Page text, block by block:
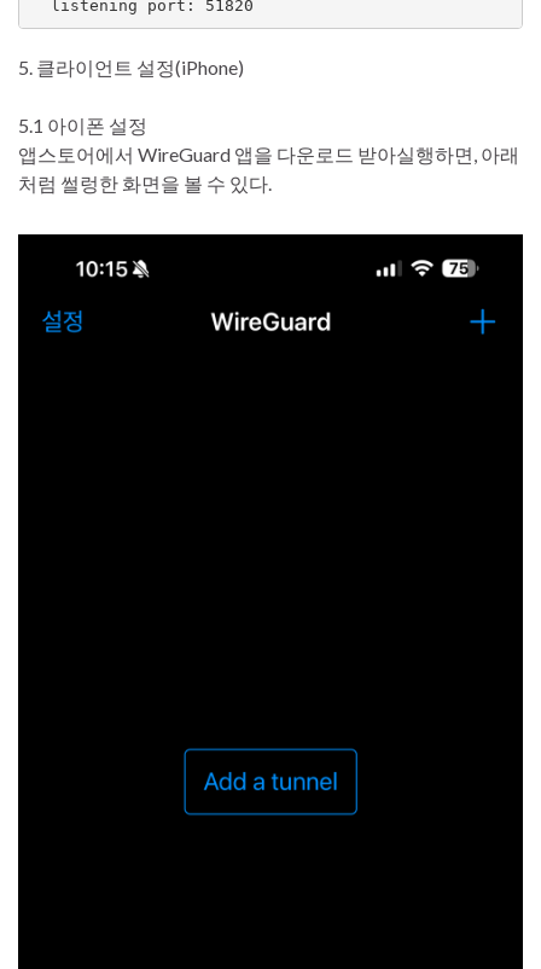
5. 클라이언트 설정(iPhone)
5.1 아이폰 설정
앱스토어에서 WireGuard 앱을 다운로드 받아실행하면, 아래
처럼 썰렁한 화면을 볼 수 있다.